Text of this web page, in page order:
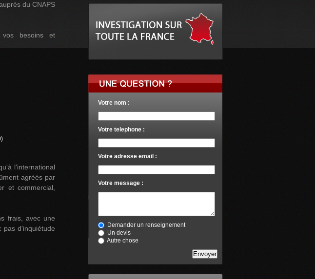
du CNAPS
besoins et
l'international
agréés par
et commercial,
frais, avec une
pas d'inquiétude
Votre nom :
Votre telephone :
Votre adresse email :
Votre message :
Demander un renseignement
Un devis
Autre chose